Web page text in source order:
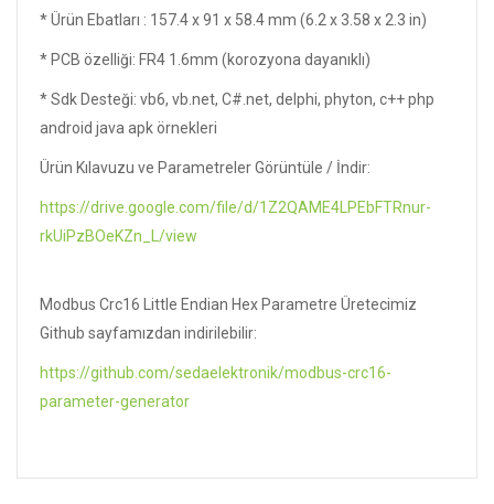
* Ürün Ebatları : 157.4 x 91 x 58.4 mm (6.2 x 3.58 x 2.3 in)
* PCB özelliği: FR4 1.6mm (korozyona dayanıklı)
* Sdk Desteği: vb6, vb.net, C#.net, delphi, phyton, c++ php
android java apk örnekleri
Ürün Kılavuzu ve Parametreler Görüntüle / İndir:
https://drive.google.com/file/d/1Z2QAME4LPEbFTRnur-
rkUiPzBOeKZn_L/view
Modbus Crc16 Little Endian Hex Parametre Üretecimiz
Github sayfamızdan indirilebilir:
https://github.com/sedaelektronik/modbus-crc16-
parameter-generator